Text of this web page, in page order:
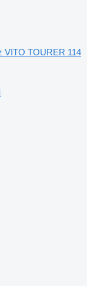
VITO TOURER 114